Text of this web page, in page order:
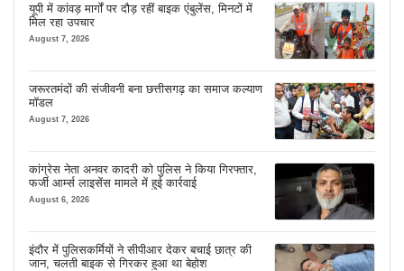
यूपी में कांवड़ मार्गों पर दौड़ रहीं बाइक एंबुलेंस, मिनटों में
मिल रहा उपचार
August 7, 2026
जरूरतमंदों की संजीवनी बना छत्तीसगढ़ का समाज कल्याण
मॉडल
August 7, 2026
कांग्रेस नेता अनवर कादरी को पुलिस ने किया गिरफ्तार,
फर्जी आर्म्स लाइसेंस मामले में हुई कार्रवाई
August 6, 2026
इंदौर में पुलिसकर्मियों ने सीपीआर देकर बचाई छात्र की
जान, चलती बाइक से गिरकर हुआ था बेहोश